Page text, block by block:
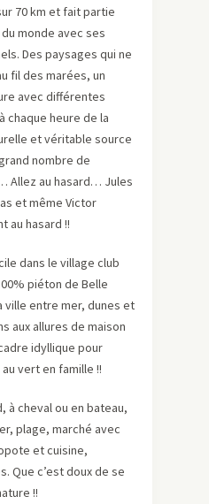
70 km et fait partie
monde avec ses
Des paysages qui ne
fil des marées, un
avec différentes
chaque heure de la
et véritable source
nombre de
Allez au hasard… Jules
et même Victor
au hasard !!
dans le village club
piéton de Belle
ville entre mer, dunes et
aux allures de maison
idyllique pour
vert en famille !!
à cheval ou en bateau,
plage, marché avec
et cuisine,
Que c’est doux de se
!!